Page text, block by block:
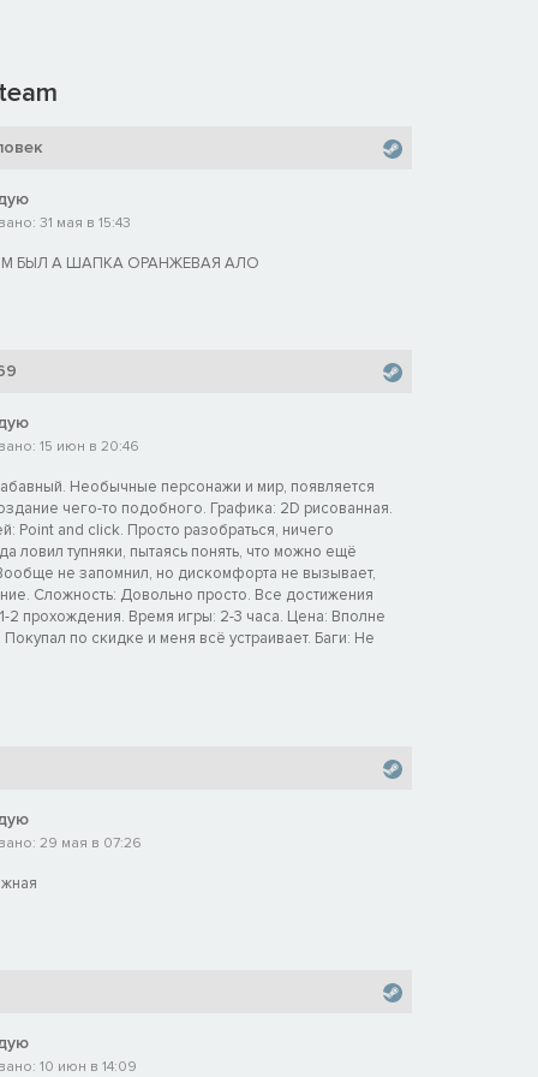
31 мая в 15:43
БЫЛ А ШАПКА ОРАНЖЕВАЯ АЛО
15 июн в 20:46
Необычные персонажи и мир, появляется
чего-то подобного. Графика: 2D рисованная.
Point and click. Просто разобраться, ничего
ловил тупняки, пытаясь понять, что можно ещё
не запомнил, но дискомфорта не вызывает,
Сложность: Довольно просто. Все достижения
2 прохождения. Время игры: 2-3 часа. Цена: Вполне
Покупал по скидке и меня всё устраивает. Баги: Не
29 мая в 07:26
10 июн в 14:09